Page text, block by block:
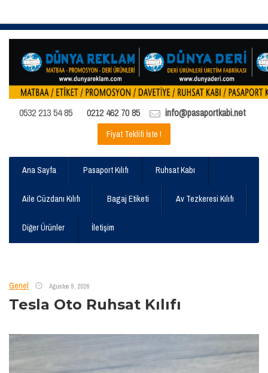
0532 213 54 85 0212 462 70 85 info@pasaportkabi.net
Fiyat Teklifi İste !
Ana Sayfa Pasaport Kılıfı Ruhsat Kabı
Aile Cüzdanı Kılıfı Bagaj Etiketi Av Tezkeresi Kılıfı
Diğer Ürünler İletişim
Genel Ağustos 9, 2026
Tesla Oto Ruhsat Kılıfı